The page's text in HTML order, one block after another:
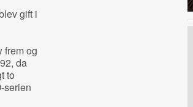
gift i
frem og
da
to
serien